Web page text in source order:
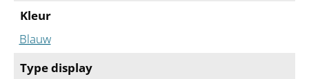
Kleur
Blauw
Type display